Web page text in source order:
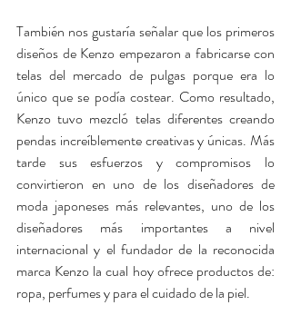
También nos gustaría señalar que los primeros
diseños de Kenzo empezaron a fabricarse con
telas del mercado de pulgas porque era lo
único que se podía costear. Como resultado,
Kenzo tuvo mezcló telas diferentes creando
pendas increíblemente creativas y únicas. Más
tarde sus esfuerzos y compromisos lo
convirtieron en uno de los diseñadores de
moda japoneses más relevantes, uno de los
diseñadores más importantes a nivel
internacional y el fundador de la reconocida
marca Kenzo la cual hoy ofrece productos de:
ropa, perfumes y para el cuidado de la piel.